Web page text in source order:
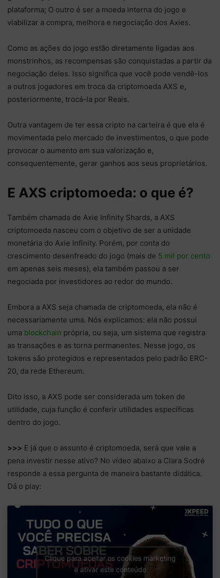
plataforma; O outro é ser a moeda interna do jogo e
viabilizar a compra, melhora e negociação dos Axies.
Como as ações do jogo estão diretamente ligadas aos
monstrinhos, as recompensas são conquistadas a partir da
negociação deles. Isso significa que você pode vendê-los
a outros jogadores em troca da criptomoeda AXS e,
posteriormente, trocá-la por Reais.
Outra vantagem de ter essa cripto na carteira é que ela é
movimentada pelo mercado de investimentos, o que pode
provocar o aumento em sua valorização e,
consequentemente, gerar ganhos aos seus proprietários.
E AXS criptomoeda: o que é?
Também chamada de Axie Infinity Shards, a AXS
criptomoeda nasceu com o objetivo de ser a unidade
monetária do Axie Infinity. Porém, por conta do
crescimento desenfreado do jogo (mais de 5 mil por cento
em apenas seis meses), ela também passou a ser
negociada por investidores ao redor do mundo.
Embora a AXS seja chamada de criptomoeda, ela não é
necessariamente uma. Nós explicamos: ela não possui
uma blockchain própria, ou seja, um sistema que registra
as transações e as torna permanentes. Nesse jogo, os
tokens são protegidos e representados pelo padrão ERC-
20, da rede Ethereum.
Dito isso, a AXS pode ser considerada um token de
utilidade, cuja função é conferir utilidades específicas
dentro do jogo.
>>> E já que o assunto é criptomoeda, será que vale a
pena investir nesse ativo? No vídeo abaixo a Clara Sodré
responde a essa pergunta de maneira bastante didática.
Dá o play:
Clique para aceitar os cookies marketing
e ativar este conteúdo